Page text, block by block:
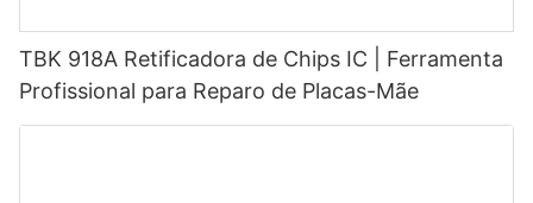
TBK 918A Retificadora de Chips IC | Ferramenta
Profissional para Reparo de Placas-Mãe